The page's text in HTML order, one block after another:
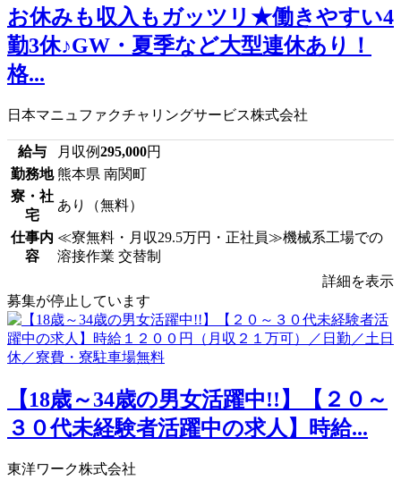
お休みも収入もガッツリ★働きやすい4
勤3休♪GW・夏季など大型連休あり！
格...
日本マニュファクチャリングサービス株式会社
給与 月収例295,000円
勤務地 熊本県 南関町
寮・社
宅
あり（無料）
仕事内
容
≪寮無料・月収29.5万円・正社員≫機械系工場での
溶接作業 交替制
詳細を表示
募集が停止しています
【18歳～34歳の男女活躍中!!】【２０～
３０代未経験者活躍中の求人】時給...
東洋ワーク株式会社